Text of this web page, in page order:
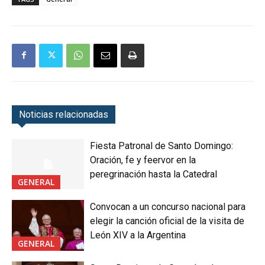
Noticias relacionadas
GENERAL
Fiesta Patronal de Santo Domingo:
Oración, fe y feervor en la
peregrinación hasta la Catedral
GENERAL
Convocan a un concurso nacional para
elegir la canción oficial de la visita de
León XIV a la Argentina